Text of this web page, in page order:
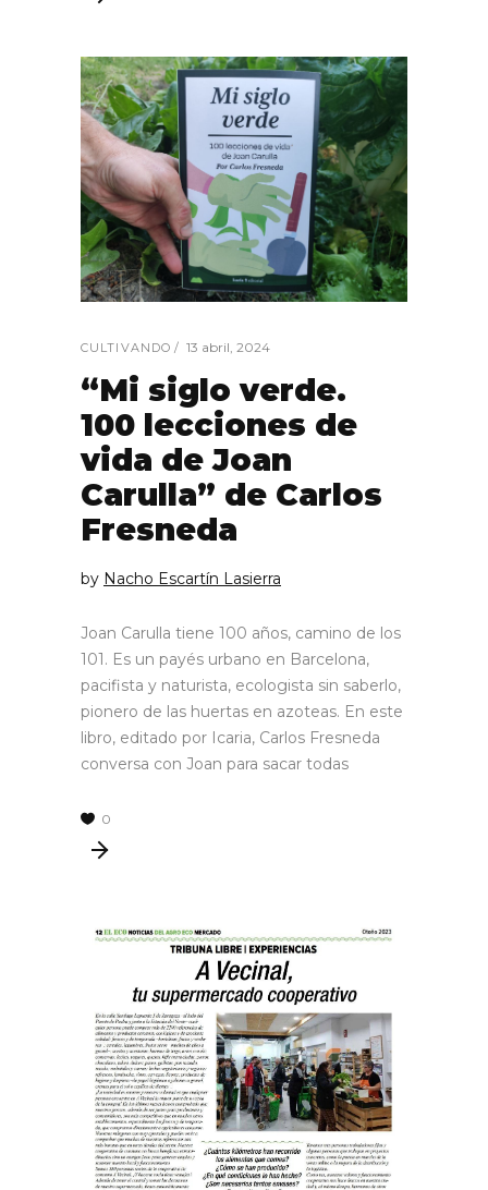
CULTIVANDO 13 abril, 2024
“Mi siglo verde.
100 lecciones de
vida de Joan
Carulla” de Carlos
Fresneda
by Nacho Escartín Lasierra
Joan Carulla tiene 100 años, camino de los
101. Es un payés urbano en Barcelona,
pacifista y naturista, ecologista sin saberlo,
pionero de las huertas en azoteas. En este
libro, editado por Icaria, Carlos Fresneda
conversa con Joan para sacar todas
0